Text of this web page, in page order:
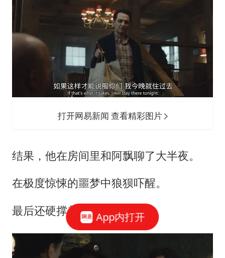
打开网易新闻 查看精彩图片
结果，他在房间里和阿飘聊了大半夜。
在极度惊悚的噩梦中狼狈吓醒。
最后还硬撑着说「没事」呢。
App内打开